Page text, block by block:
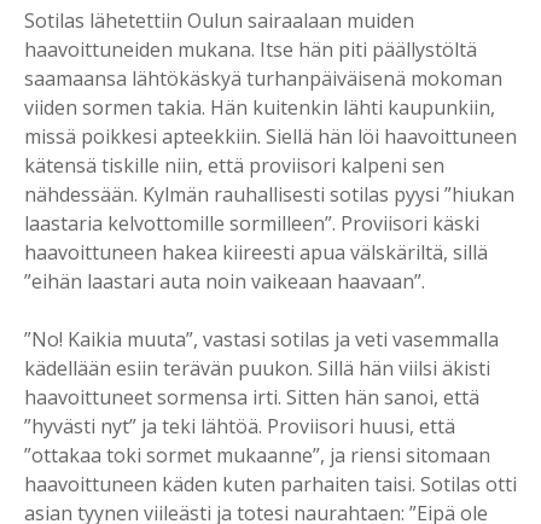
Sotilas lähetettiin Oulun sairaalaan muiden
haavoittuneiden mukana. Itse hän piti päällystöltä
saamaansa lähtökäskyä turhanpäiväisenä mokoman
viiden sormen takia. Hän kuitenkin lähti kaupunkiin,
missä poikkesi apteekkiin. Siellä hän löi haavoittuneen
kätensä tiskille niin, että proviisori kalpeni sen
nähdessään. Kylmän rauhallisesti sotilas pyysi ”hiukan
laastaria kelvottomille sormilleen”. Proviisori käski
haavoittuneen hakea kiireesti apua välskäriltä, sillä
”eihän laastari auta noin vaikeaan haavaan”.
”No! Kaikia muuta”, vastasi sotilas ja veti vasemmalla
kädellään esiin terävän puukon. Sillä hän viilsi äkisti
haavoittuneet sormensa irti. Sitten hän sanoi, että
”hyvästi nyt” ja teki lähtöä. Proviisori huusi, että
”ottakaa toki sormet mukaanne”, ja riensi sitomaan
haavoittuneen käden kuten parhaiten taisi. Sotilas otti
asian tyynen viileästi ja totesi naurahtaen: ”Eipä ole